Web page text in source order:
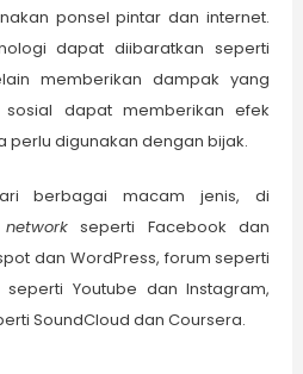
ponsel pintar dan internet.
dapat diibaratkan seperti
memberikan dampak yang
sosial dapat memberikan efek
perlu digunakan dengan bijak.
berbagai macam jenis, di
seperti Facebook dan
dan WordPress, forum seperti
Youtube dan Instagram,
SoundCloud dan Coursera.